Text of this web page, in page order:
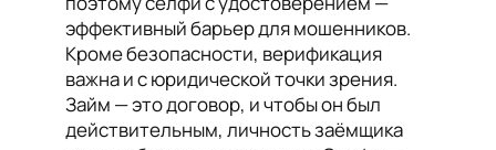
эффективный барьер для мошенников.
Кроме безопасности, верификация
важна и с юридической точки зрения.
Займ — это договор, и чтобы он был
действительным, личность заёмщика